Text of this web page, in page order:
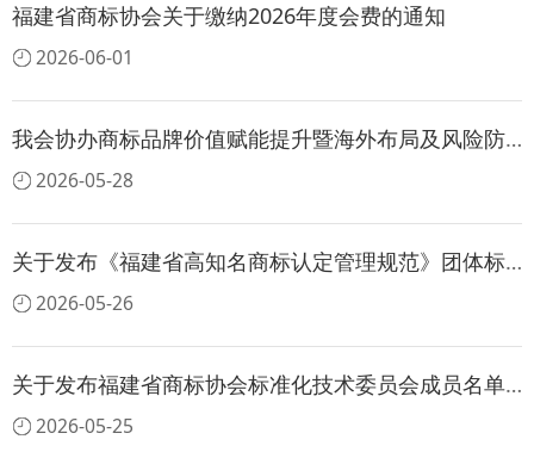
福建省商标协会关于缴纳2026年度会费的通知
2026-06-01
我会协办商标品牌价值赋能提升暨海外布局及风险防范宣介推广活动
2026-05-28
关于发布《福建省高知名商标认定管理规范》团体标准立项的公告
2026-05-26
关于发布福建省商标协会标准化技术委员会成员名单的公告
2026-05-25